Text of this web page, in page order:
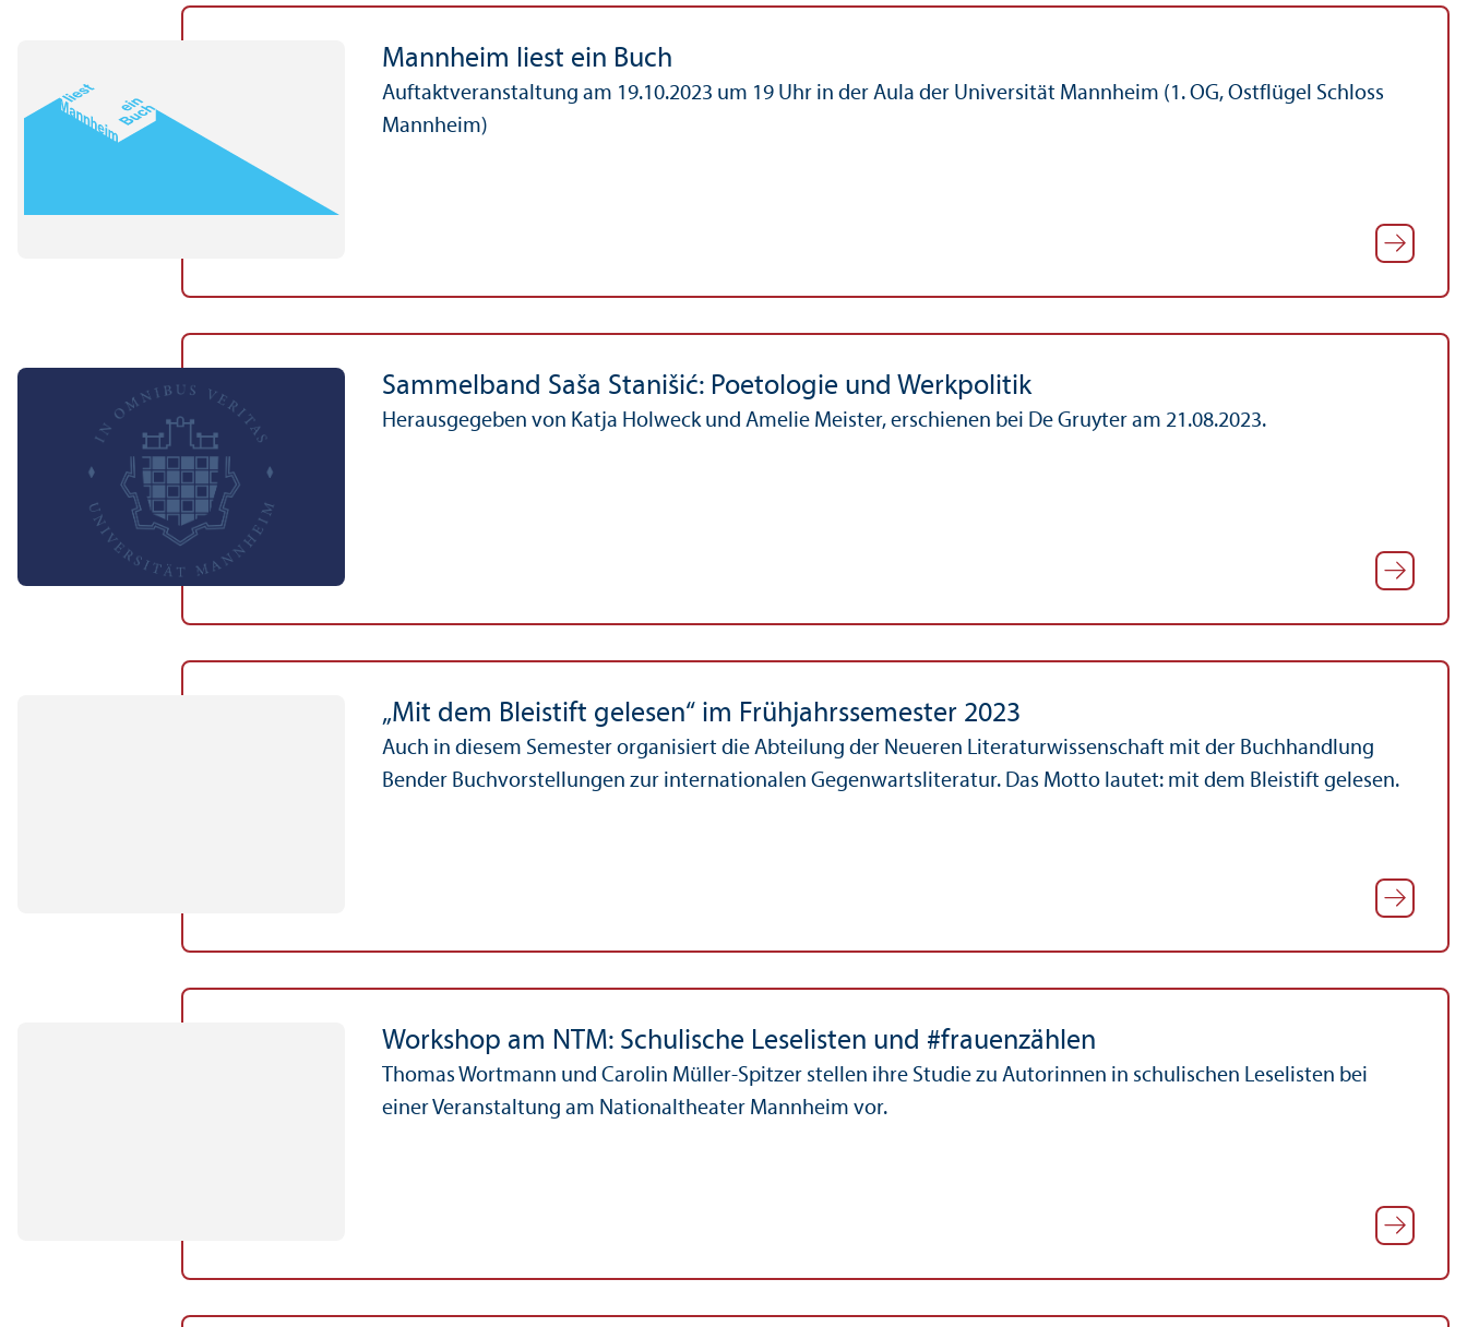
Mannheim liest ein Buch
Auftakt­veranstaltung am 19.10.2023 um 19 Uhr in der Aula der Universität Mannheim (1. OG, Ostflügel Schloss
Mannheim)
Sammelband Saša Stanišić: Poetologie und Werkpolitik
Herausgegeben von Katja Holweck und Amelie Meister, erschienen bei De Gruyter am 21.08.2023.
„Mit dem Bleistift gelesen“ im Frühjahrssemester 2023
Auch in diesem Semester organisiert die Abteilung der Neueren Literatur­wissenschaft mit der Buchhandlung
Bender Buchvorstellungen zur internationalen Gegenwartsliteratur. Das Motto lautet: mit dem Bleistift gelesen.
Workshop am NTM: Schulische Leselisten und #frauenzählen
Thomas Wortmann und Carolin Müller-Spitzer stellen ihre Studie zu Autorinnen in schulischen Leselisten bei
einer Veranstaltung am Nationaltheater Mannheim vor.